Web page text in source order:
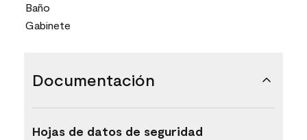
Baño
Gabinete
Documentación
Hojas de datos de seguridad